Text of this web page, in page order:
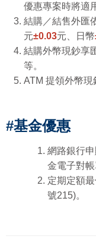
優惠專案時將適
結購／結售外匯
元±0.03元、日幣
結購外幣現鈔享
等。
ATM 提領外幣
#基金優惠
網路銀行
金電子對帳
定期定額
號215)。